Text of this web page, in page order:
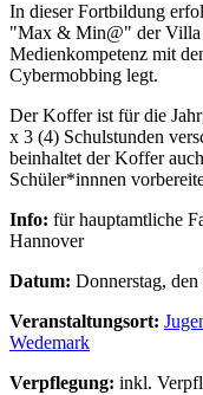
In dieser Fortbildung
"Max & Min@" der Villa
Medienkompetenz mit
Cybermobbing legt.
Der Koffer ist für die
x 3 (4) Schulstunden
beinhaltet der Koffer
Schüler*innnen
Info: für hauptamtliche
Hannover
Datum: Donnerstag,
Veranstaltungsort:
Wedemark
Verpflegung: inkl.